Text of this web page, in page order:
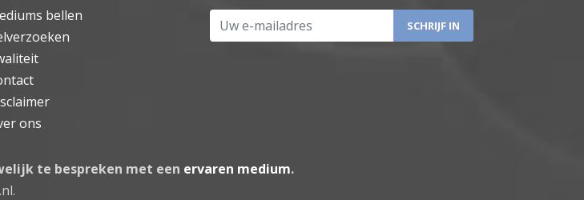
bellen
ons
Uw e-mailadres
te bespreken met een ervaren medium.